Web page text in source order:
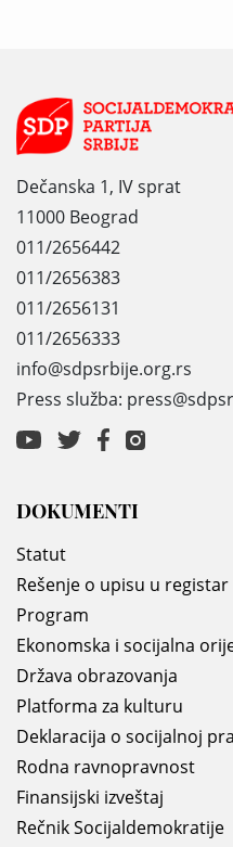
Dečanska 1, IV sprat
11000 Beograd
011/2656442
011/2656383
011/2656131
011/2656333
info@sdpsrbije.org.rs
Press služba:
DOKUMENTI
Statut
Rešenje o upisu u
Program
Ekonomska i socijalna
Država obrazovanja
Platforma za kulturu
Deklaracija o socijalnoj
Rodna ravnopravnost
Finansijski izveštaj
Rečnik Socijaldemokratije